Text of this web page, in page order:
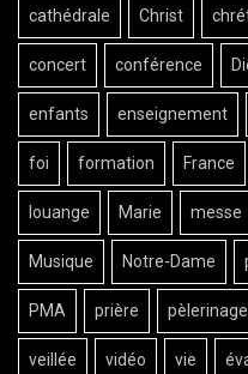
cathédrale Christ
concert conférence
enfants enseignement
foi formation France
louange Marie messe
Musique Notre-Dame
PMA prière pèlerinage
veillée vidéo vie